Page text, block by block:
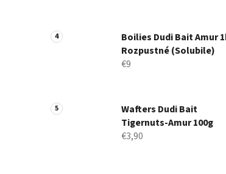
Boilies Dudi Bait Amur
Rozpustné (Solubile)
€9
Wafters Dudi Bait
Tigernuts-Amur 100g
€3,90